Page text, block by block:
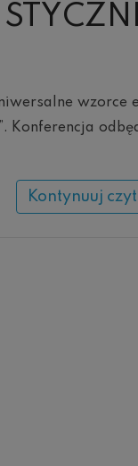
wzorce
Kontynuuj